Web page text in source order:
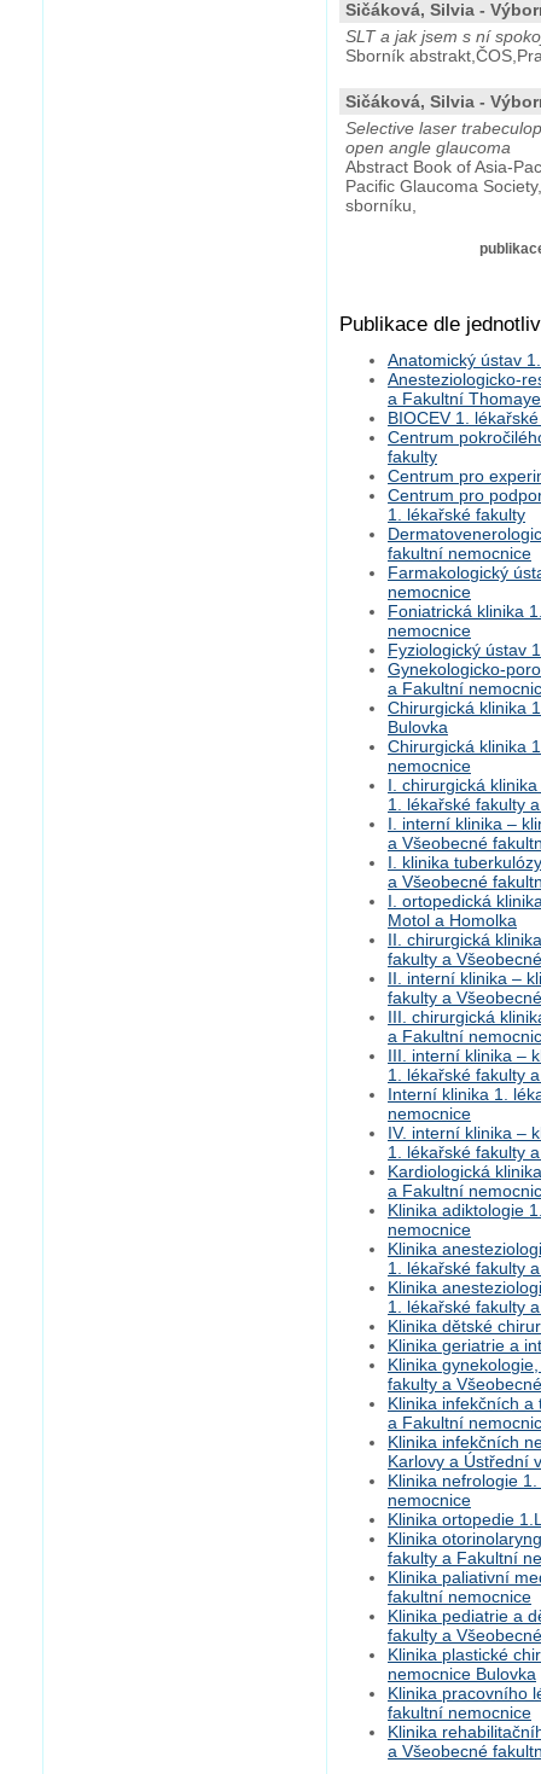
Sičáková, Silvia -
SLT a jak jsem s ní
Sborník
Sičáková, Silvia -
Selective laser
open angle glaucoma
Abstract Book of Asia-
Pacific Glaucoma
sborníku,
Publikace dle
Anatomický ústav
Anesteziologicko-
a Fakultní
BIOCEV 1.
Centrum
fakulty
Centrum pro
Centrum pro
1. lékařské fakulty
fakultní nemocnice
Farmakologický
nemocnice
Foniatrická klinika
nemocnice
Fyziologický ústav
Gynekologicko-
a Fakultní
Chirurgická klinika
Bulovka
Chirurgická klinika
nemocnice
I. chirurgická
1. lékařské fakulty
I. interní klinika –
a Všeobecné
I. klinika
a Všeobecné
I. ortopedická
Motol a Homolka
II. chirurgická
fakulty a
II. interní klinika –
fakulty a
III. chirurgická
a Fakultní
III. interní klinika –
1. lékařské fakulty
Interní klinika 1.
nemocnice
IV. interní klinika –
1. lékařské fakulty
Kardiologická
a Fakultní
Klinika adiktologie
nemocnice
Klinika
1. lékařské fakulty
Klinika
1. lékařské fakulty
Klinika dětské
Klinika geriatrie a
Klinika
fakulty a
Klinika infekčních
a Fakultní
Klinika infekčních
Karlovy a Ústřední
Klinika nefrologie
nemocnice
Klinika ortopedie
Klinika
fakulty a Fakultní
Klinika paliativní
fakultní nemocnice
Klinika pediatrie a
fakulty a
Klinika plastické
nemocnice Bulovka
Klinika pracovního
fakultní nemocnice
Klinika
a Všeobecné